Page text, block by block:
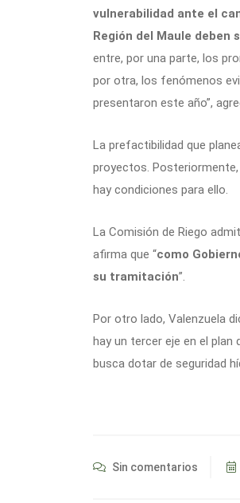
vulnerabilidad ante el
Región del Maule deben
entre, por una parte, los
por otra, los fenómenos
presentaron este año”,
La prefactibilidad que
proyectos.
hay condiciones para ello.
La Comisión de Riego
afirma que “como
su tramitación”.
Por otro lado, Valenzuela
hay un tercer eje en el
busca dotar de seguridad
Sin comentarios